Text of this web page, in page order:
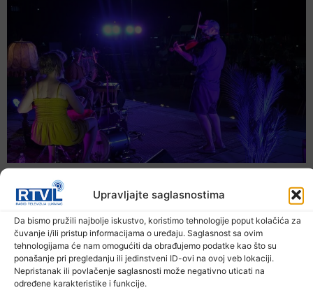
Upravljajte saglasnostima
Da bismo pružili najbolje iskustvo, koristimo tehnologije poput kolačića za
čuvanje i/ili pristup informacijama o uređaju. Saglasnost sa ovim
tehnologijama će nam omogućiti da obrađujemo podatke kao što su
ponašanje pri pregledanju ili jedinstveni ID-ovi na ovoj veb lokaciji.
Nepristanak ili povlačenje saglasnosti može negativno uticati na
određene karakteristike i funkcije.